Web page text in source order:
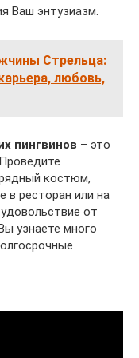
Ваш энтузиазм.
Стрельца:
любовь,
пингвинов – это
костюм,
в ресторан или на
от
узнаете много